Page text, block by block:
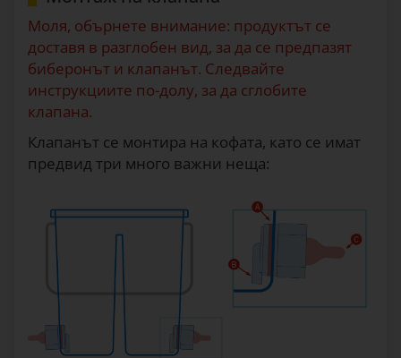
Моля, обърнете внимание: продуктът се
доставя в разглобен вид, за да се предпазят
биберонът и клапанът. Следвайте
инструкциите по-долу, за да сглобите
клапана.
Клапанът се монтира на кофата, като се имат
предвид три много важни неща: